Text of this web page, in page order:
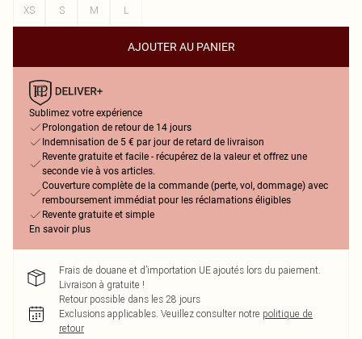
XS
S M L
AJOUTER AU PANIER
Sublimez votre expérience
Prolongation de retour de 14 jours
Indemnisation de 5 € par jour de retard de livraison
Revente gratuite et facile - récupérez de la valeur et offrez une
seconde vie à vos articles.
Couverture complète de la commande (perte, vol, dommage) avec
remboursement immédiat pour les réclamations éligibles
Revente gratuite et simple
En savoir plus
Frais de douane et d’importation UE ajoutés lors du paiement.
Livraison à gratuite !
Retour possible dans les 28 jours
Exclusions applicables. Veuillez consulter notre politique de
retour